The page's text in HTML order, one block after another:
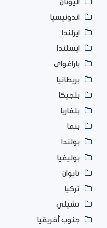
اليونان
اندونيسيا
ايرلندا
ايسلندا
باراغواي
بريطانيا
بلجيكا
بلغاريا
بنما
بولندا
بوليفيا
تايوان
تركيا
تشيلي
جنوب أفريقيا